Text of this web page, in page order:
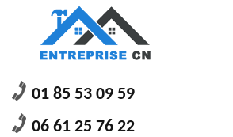
01 85 53 09 59
06 61 25 76 22